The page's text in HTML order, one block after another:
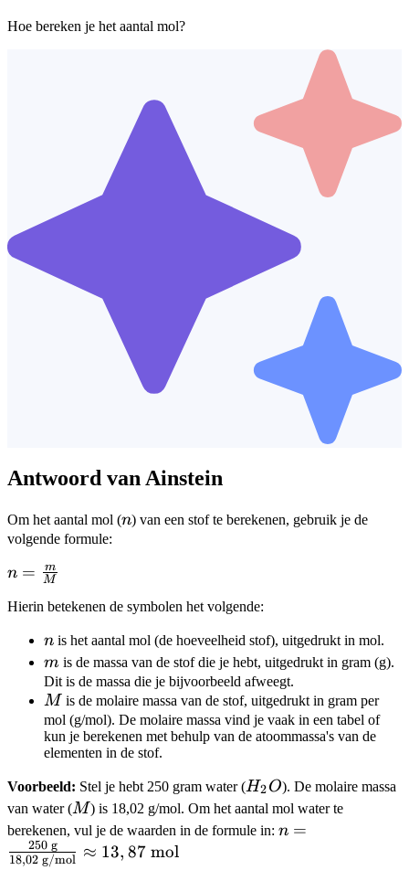
Hoe bereken je het aantal mol?
Antwoord van Ainstein
Om het aantal mol (n
n) van een stof te berekenen, gebruik je de
volgende formule:
n =
{M}
n = M
m
Hierin betekenen de symbolen het volgende:
n
n is het aantal mol (de hoeveelheid stof), uitgedrukt in mol.
m
m is de massa van de stof die je hebt, uitgedrukt in gram (g).
Dit is de massa die je bijvoorbeeld afweegt.
M
M is de molaire massa van de stof, uitgedrukt in gram per
mol (g/mol). De molaire massa vind je vaak in een tabel of
kun je berekenen met behulp van de atoommassa's van de
elementen in de stof.
Voorbeeld: Stel je hebt 250 gram water (H_2O
H2O). De molaire massa
van water (M
M) is 18,02 g/mol. Om het aantal mol water te
berekenen, vul je de waarden in de formule in: n =
n =
18,02 g/mol
250g ≈ 13, 87mol